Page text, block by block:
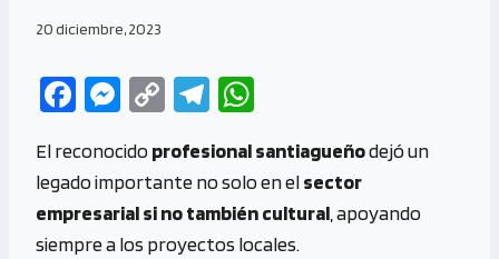
20 diciembre, 2023
Fa
b
o
o
M
se
n
g
C
py
Li
n
Te
gr
a
m
at
s
A
El reconocidoprofesional santiagueñodejó un
legado importante no solo en elsector
empresarial si no también cultural , apoyando
siempre a los proyectos locales.